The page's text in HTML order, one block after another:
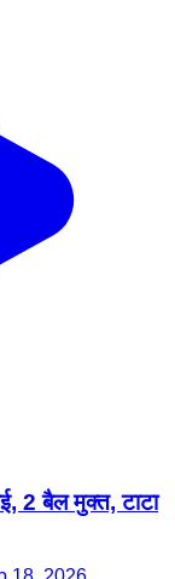
2 बैल मुक्त, टाटा